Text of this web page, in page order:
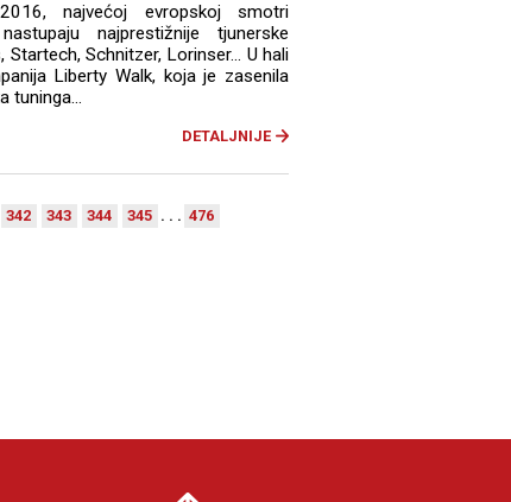
najvećoj evropskoj smotri
najprestižnije tjunerske
Schnitzer, Lorinser... U hali
Liberty Walk, koja je zasenila
tuninga...
DETALJNIJE
342 343 344 345 . . . 476